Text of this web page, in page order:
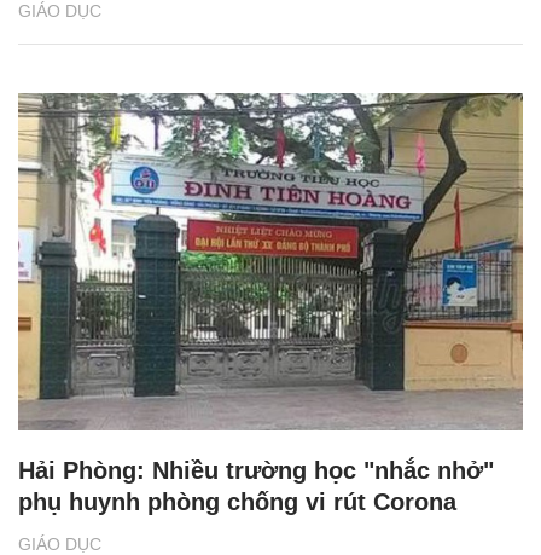
GIÁO DỤC
GIÁO DỤC
Hải Phòng: Nhiều trường học "nhắc nhở"
phụ huynh phòng chống vi rút Corona